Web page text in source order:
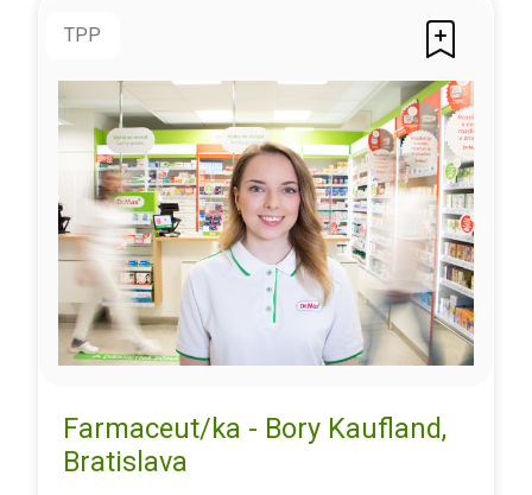
TPP
Farmaceut/ka - Bory Kaufland,
Bratislava